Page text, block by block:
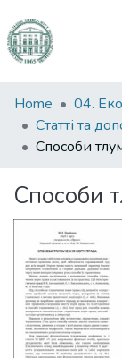
Communities
&
Collections
Statistics
Home
Способи